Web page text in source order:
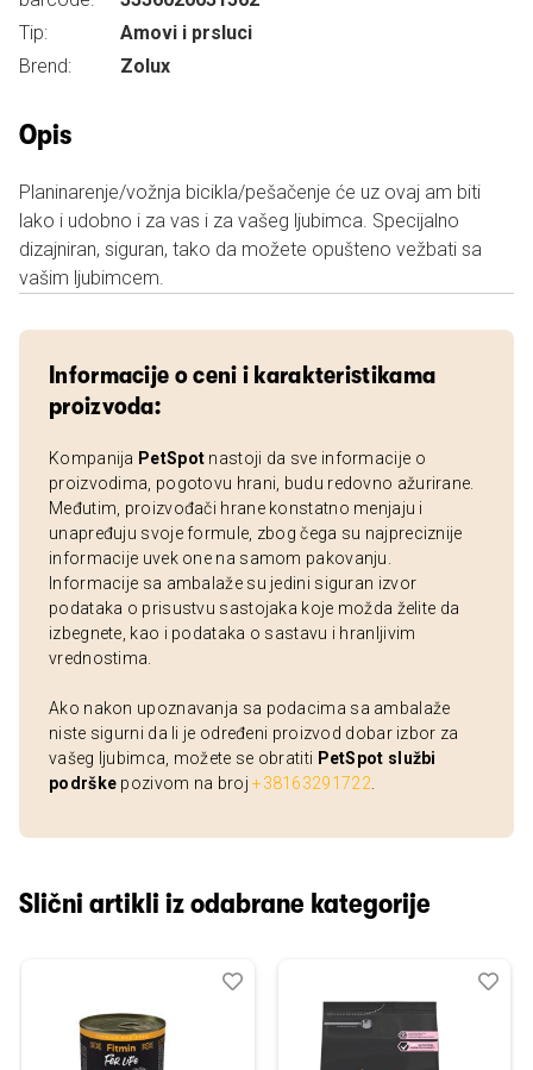
Tip:
Amovi i prsluci
Brend:
Zolux
Opis
Planinarenje/vožnja bicikla/pešačenje će uz ovaj am biti
lako i udobno i za vas i za vašeg ljubimca. Specijalno
dizajniran, siguran, tako da možete opušteno vežbati sa
vašim ljubimcem.
Informacije o ceni i karakteristikama
proizvoda:
Kompanija PetSpot nastoji da sve informacije o
proizvodima, pogotovu hrani, budu redovno ažurirane.
Međutim, proizvođači hrane konstatno menjaju i
unapređuju svoje formule, zbog čega su najpreciznije
informacije uvek one na samom pakovanju.
Informacije sa ambalaže su jedini siguran izvor
podataka o prisustvu sastojaka koje možda želite da
izbegnete, kao i podataka o sastavu i hranljivim
vrednostima.
Ako nakon upoznavanja sa podacima sa ambalaže
niste sigurni da li je određeni proizvod dobar izbor za
vašeg ljubimca, možete se obratiti PetSpot službi
podrške pozivom na broj+38163291722
Slični artikli iz odabrane kategorije
Dodaj
Uporedi